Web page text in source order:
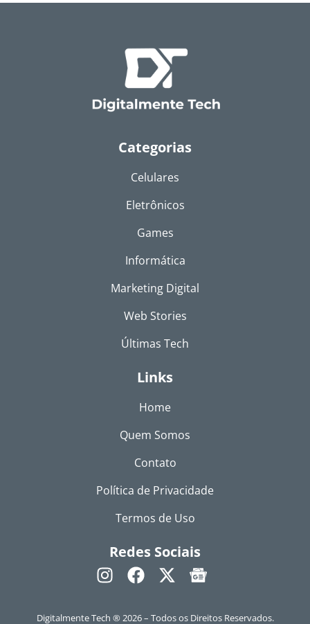
Categorias
Celulares
Eletrônicos
Games
Informática
Marketing Digital
Web Stories
Últimas Tech
Links
Home
Quem Somos
Contato
Política de Privacidade
Termos de Uso
Redes Sociais
Digitalmente Tech ® 2026 – Todos os Direitos Reservados.